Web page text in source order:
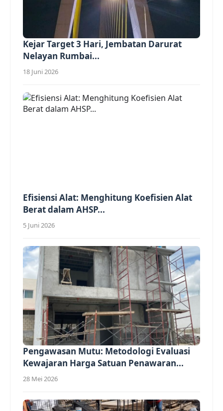
Kejar Target 3 Hari, Jembatan Darurat
Nelayan Rumbai...
18 Juni 2026
Efisiensi Alat: Menghitung Koefisien Alat
Berat dalam AHSP...
5 Juni 2026
Pengawasan Mutu: Metodologi Evaluasi
Kewajaran Harga Satuan Penawaran...
28 Mei 2026